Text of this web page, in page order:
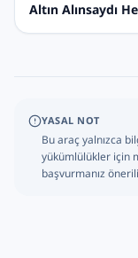
Altın Alınsaydı
YASAL NOT
Bu araç yalnızca
yükümlülükler için
başvurmanız